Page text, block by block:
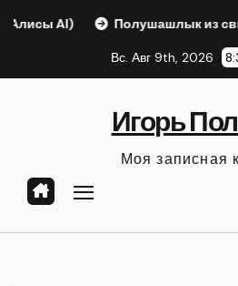
Полушашлык из свиной
Вс. Авг 9th, 2026
Игорь
Моя записная